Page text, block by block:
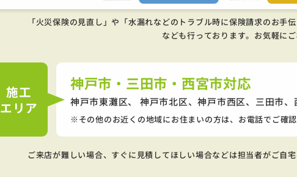
「火災保険の見直し」や「水漏れなどのトラブル時に保険請求のお手
なども行っております。 お気軽にご
施工
エリア
神戸市・三田市・西宮市対応
神戸市東灘区、 神戸市北区、神戸市西区、 三田市、
その他のお近くの地域にお住まいの方は、お電話でご確認
ご来店が難しい場合、すぐに見積してほしい場合などは担当者がご自